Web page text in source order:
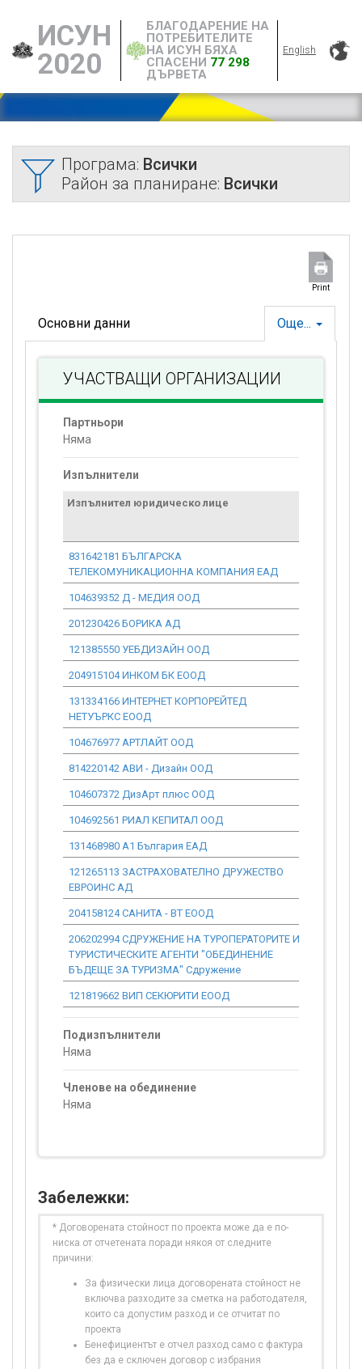
ИСУН
2020
БЛАГОДАРЕНИЕ НА
ПОТРЕБИТЕЛИТЕ
НА ИСУН БЯХА
СПАСЕНИ 77 298
ДЪРВЕТА
English
Програма: Всички
Район за планиране: Всички
Print
Още...
Основни данни
УЧАСТВАЩИ ОРГАНИЗАЦИИ
Партньори
Няма
Изпълнители
Изпълнител юридическо лице
831642181 БЪЛГАРСКА
ТЕЛЕКОМУНИКАЦИОННА КОМПАНИЯ ЕАД
104639352 Д - МЕДИЯ ООД
201230426 БОРИКА АД
121385550 УЕБДИЗАЙН ООД
204915104 ИНКОМ БК ЕООД
131334166 ИНТЕРНЕТ КОРПОРЕЙТЕД
НЕТУЪРКС ЕООД
104676977 АРТЛАЙТ ООД
814220142 АВИ - Дизайн ООД
104607372 ДизАрт плюс ООД
104692561 РИАЛ КЕПИТАЛ ООД
131468980 А1 България ЕАД
121265113 ЗАСТРАХОВАТЕЛНО ДРУЖЕСТВО
ЕВРОИНС АД
204158124 САНИТА - ВТ ЕООД
206202994 СДРУЖЕНИЕ НА ТУРОПЕРАТОРИТЕ И
ТУРИСТИЧЕСКИТЕ АГЕНТИ "ОБЕДИНЕНИЕ
БЪДЕЩЕ ЗА ТУРИЗМА" Сдружение
121819662 ВИП СЕКЮРИТИ ЕООД
Подизпълнители
Няма
Членове на обединение
Няма
Забележки:
* Договорената стойност по проекта може да е по-
ниска от отчетената поради някоя от следните
причини:
За физически лица договорената стойност не
включва разходите за сметка на работодателя,
които са допустим разход и се отчитат по
проекта
Бенефициентът е отчел разход само с фактура
без да е сключен договор с избрания